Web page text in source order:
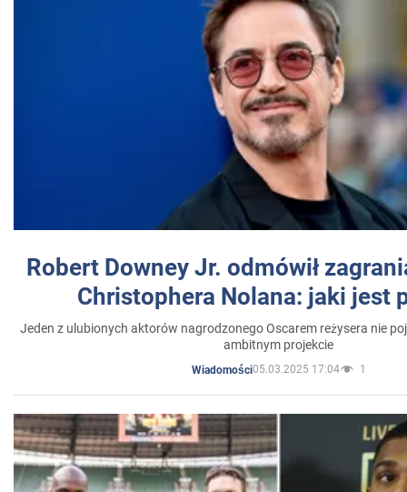
Robert Downey Jr. odmówił
Christophera Nolana: jaki jest
Jeden z ulubionych aktorów nagrodzonego Oscarem reżysera nie
ambitnym projekcie
Wiadomości05.03.2025 17:04 1